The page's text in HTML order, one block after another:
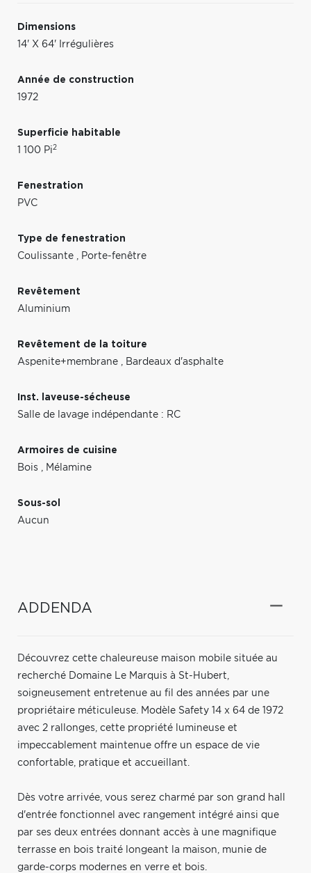
Dimensions
14' X 64' Irrégulières
Année de construction
1972
Superficie habitable
1 100 Pi2
Fenestration
PVC
Type de fenestration
Coulissante , Porte-fenêtre
Revêtement
Aluminium
Revêtement de la toiture
Aspenite+membrane , Bardeaux d'asphalte
Inst. laveuse-sécheuse
Salle de lavage indépendante : RC
Armoires de cuisine
Bois , Mélamine
Sous-sol
Aucun
ADDENDA
Découvrez cette chaleureuse maison mobile située au
recherché Domaine Le Marquis à St-Hubert,
soigneusement entretenue au fil des années par une
propriétaire méticuleuse. Modèle Safety 14 x 64 de 1972
avec 2 rallonges, cette propriété lumineuse et
impeccablement maintenue offre un espace de vie
confortable, pratique et accueillant.
Dès votre arrivée, vous serez charmé par son grand hall
d'entrée fonctionnel avec rangement intégré ainsi que
par ses deux entrées donnant accès à une magnifique
terrasse en bois traité longeant la maison, munie de
garde-corps modernes en verre et bois.